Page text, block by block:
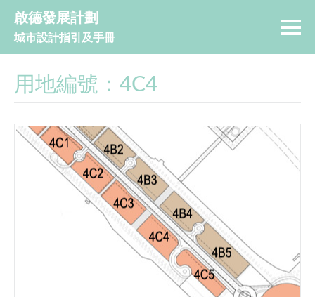
啟德發展計劃
城市設計指引及手冊
用地編號：4C4